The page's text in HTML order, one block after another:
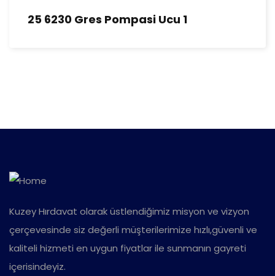
25 6230 Gres Pompasi Ucu 1
Kuzey Hırdavat olarak üstlendiğimiz misyon ve vizyon
çerçevesinde siz değerli müşterilerimize hızlı,güvenli ve
kaliteli hizmeti en uygun fiyatlar ile sunmanın gayreti
içerisindeyiz.